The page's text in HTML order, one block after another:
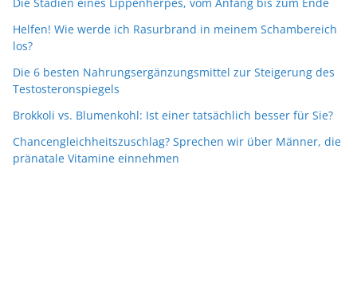
Helfen! Wie werde ich Rasurbrand in meinem Schambereich
los?
Die 6 besten Nahrungsergänzungsmittel zur Steigerung des
Testosteronspiegels
Brokkoli vs. Blumenkohl: Ist einer tatsächlich besser für Sie?
Chancengleichheitszuschlag? Sprechen wir über Männer, die
pränatale Vitamine einnehmen